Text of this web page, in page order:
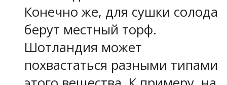
Конечно же, для сушки солода
берут местный торф.
Шотландия может
похвастаться разными типами